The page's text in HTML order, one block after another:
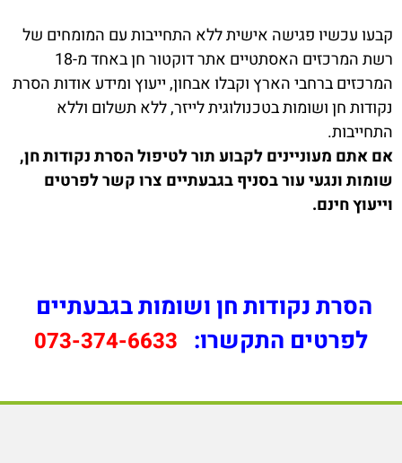
קבעו עכשיו פגישה אישית ללא התחייבות עם המומחים של
רשת המרכזים האסתטיים אתר דוקטור חן באחד מ-18
המרכזים ברחבי הארץ וקבלו אבחון, ייעוץ ומידע אודות הסרת
נקודות חן ושומות בטכנולוגית לייזר, ללא תשלום וללא
התחייבות.
אם אתם מעוניינים לקבוע תור לטיפול הסרת נקודות חן,
שומות ונגעי עור בסניף בגבעתיים צרו קשר לפרטים
וייעוץ חינם.
הסרת נקודות חן ושומות בגבעתיים
לפרטים התקשרו: 073-374-6633